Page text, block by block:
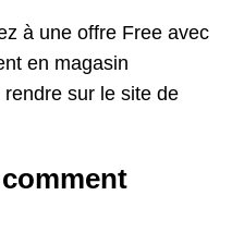
à une offre Free avec
en magasin
sur le site de